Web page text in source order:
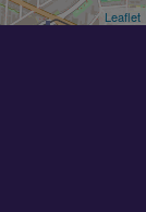
Leaflet